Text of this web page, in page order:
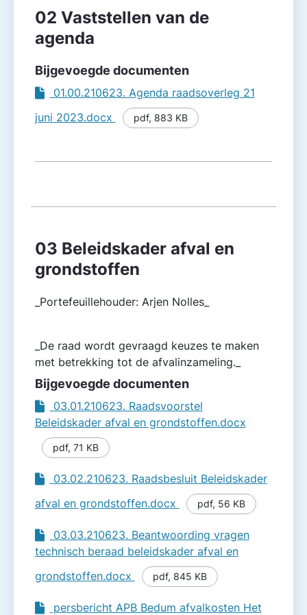
02 Vaststellen van de
agenda
Bijgevoegde documenten
01.00.210623. Agenda raadsoverleg 21
juni 2023.docx
pdf, 883 KB
03 Beleidskader afval en
grondstoffen
_Portefeuillehouder: Arjen Nolles_
_De raad wordt gevraagd keuzes te maken
met betrekking tot de afvalinzameling._
Bijgevoegde documenten
03.01.210623. Raadsvoorstel
Beleidskader afval en grondstoffen.docx
pdf, 71 KB
03.02.210623. Raadsbesluit Beleidskader
afval en grondstoffen.docx
pdf, 56 KB
03.03.210623. Beantwoording vragen
technisch beraad beleidskader afval en
grondstoffen.docx
pdf, 845 KB
persbericht APB Bedum afvalkosten Het